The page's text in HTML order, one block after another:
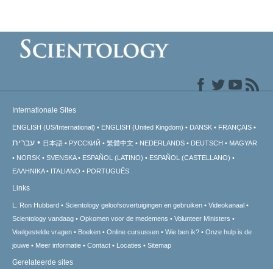
Internationale Sites
ENGLISH (US/International) ENGLISH (United Kingdom) DANSK FRANÇAIS
עברית 日本語 РУССКИЙ 繁體中文 NEDERLANDS DEUTSCH
MAGYAR
NORSK
SVENSKA ESPAÑOL (LATINO)
ESPAÑOL (CASTELLANO)
ΕΛΛΗΝΙΚA
ITALIANO PORTUGUÊS
Links
L. Ron Hubbard Scientology geloofsovertuigingen en gebruiken
Videokanaal
Scientology vandaag
Opkomen voor de medemens
Volunteer Ministers
Veelgestelde vragen
Boeken Online cursussen Wie ben ik?
Onze hulp is de
jouwe
Meer informatie Contact Locaties Sitemap
Gerelateerde sites